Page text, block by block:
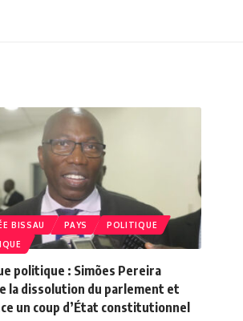
BISSAU PAYS
POLITIQUE
politique : Simões Pereira
la dissolution du parlement et
un coup d’État constitutionnel